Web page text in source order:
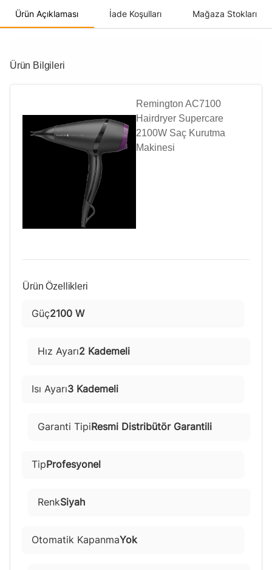
Ürün Açıklaması İade Koşulları Mağaza Stokları
Ürün Bilgileri
Remington AC7100
Hairdryer Supercare
2100W Saç Kurutma
Makinesi
Ürün Özellikleri
Güç2100 W
Hız Ayarı2 Kademeli
Isı Ayarı3 Kademeli
Garanti TipiResmi Distribütör Garantili
TipProfesyonel
RenkSiyah
Otomatik KapanmaYok